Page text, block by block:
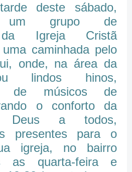
deste sábado,
um grupo de
da Igreja Cristã
caminhada pelo
onde, na área da
lindos hinos,
de músicos de
o conforto da
Deus a todos,
presentes para o
igreja, no bairro
as quarta-feira e